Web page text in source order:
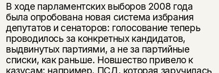
В ходе парламентских выборов 2008 года
была опробована новая система избрания
депутатов и сенаторов: голосование теперь
проводилось за конкретных кандидатов,
выдвинутых партиями, а не за партийные
списки, как раньше. Новшество привело к
казусам: например, ПСД, которая заручилась